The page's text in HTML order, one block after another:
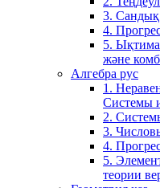
3.
4.
5.
және
Алгебра рус
1.
Системы
2.
3.
4.
5.
теории